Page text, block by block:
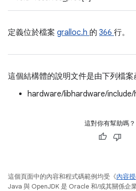
定義位於檔案 gralloc.h 的 366 行。
這個結構體的說明文件是由下列檔案
hardware/libhardware/
這對你有幫助嗎？
這個頁面中的內容和程式碼範例均受《內容
Java 與 OpenJDK 是 Oracle 和/或其關係企